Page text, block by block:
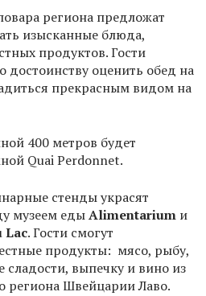
региона предложат
изысканные блюда,
продуктов. Гости
достоинству оценить обед на
прекрасным видом на
400 метров будет
Quai Perdonnet.
стенды украсят
музеем едыAlimentarium и
Lac. Гости смогут
продукты: мясо, рыбу,
выпечку и вино из
региона Швейцарии Лаво.